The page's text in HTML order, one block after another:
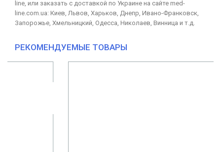
line, или заказать с доставкой по Украине на сайте med-
line.com.ua: Киев, Львов, Харьков, Днепр, Ивано-Франковск,
Запорожье, Хмельницкий, Одесса, Николаев, Винница и т.д.
РЕКОМЕНДУЕМЫЕ ТОВАРЫ